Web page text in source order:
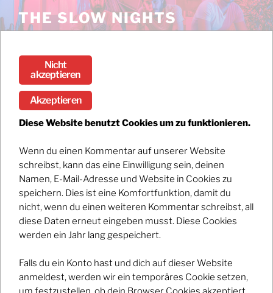
Zum
InhaltTHE SLOW NIGHTS
Stream the debut album DARK / BRIGHT now!
IMPRESSUM / DATENSCHUTZ
Simon Gehrig
Augsburger Str. 2
82256 Fürstenfeldbruck
Kontakt:
Telefon: 0170 214 63 87
E-Mail: mail@simongehrig.de
Nicht
akzeptieren
Akzeptieren
Diese Website benutzt Cookies um zu funktionieren.
Wenn du einen Kommentar auf unserer Website
schreibst, kann das eine Einwilligung sein, deinen
Namen, E-Mail-Adresse und Website in Cookies zu
speichern. Dies ist eine Komfortfunktion, damit du
nicht, wenn du einen weiteren Kommentar schreibst, all
diese Daten erneut eingeben musst. Diese Cookies
werden ein Jahr lang gespeichert.
Falls du ein Konto hast und dich auf dieser Website
anmeldest, werden wir ein temporäres Cookie setzen,